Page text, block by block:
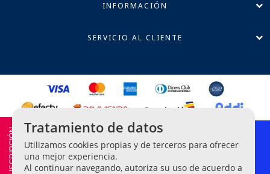
INFORMACIÓN
SERVICIO AL CLIENTE
Política de Privacidad
Términos y Condiciones
Línea Ética de Denuncias
Tratamiento de datos
Utilizamos cookies propias y de terceros para ofrecer
una mejor experiencia.
Al continuar navegando, autoriza su uso de acuerdo a